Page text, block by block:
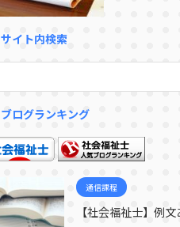
サイト内検索
ブログランキング
通信課程
【社会福祉士】例